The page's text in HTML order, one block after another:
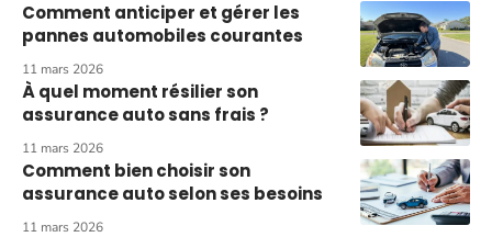
Comment anticiper et gérer les
pannes automobiles courantes
11 mars 2026
À quel moment résilier son
assurance auto sans frais ?
11 mars 2026
Comment bien choisir son
assurance auto selon ses besoins
11 mars 2026